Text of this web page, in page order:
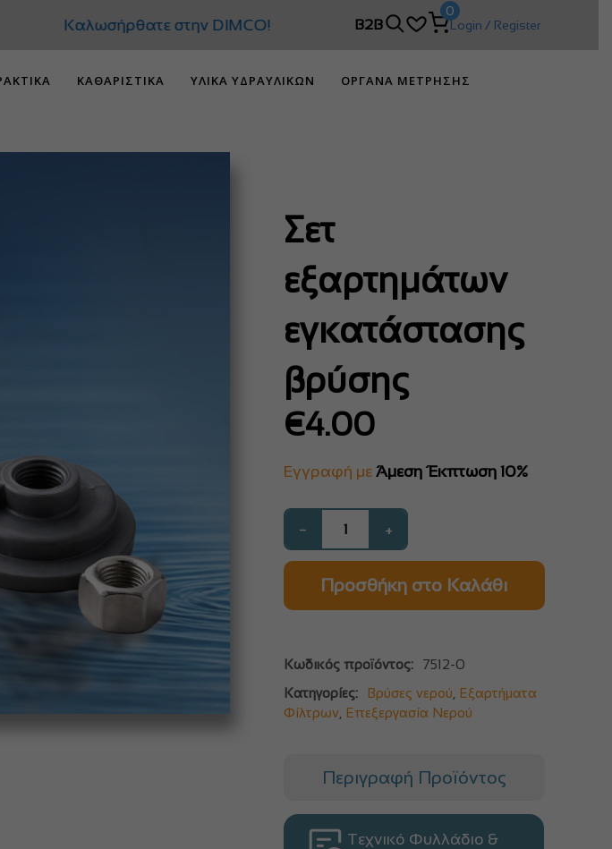
Καλωσήρθατε στην DIMCO! B2B
0
Login / Register
ΚΑΘΑΡΙΣΤΙΚΑ ΥΛΙΚΑ ΥΔΡΑΥΛΙΚΩΝ
ΟΡΓΑΝΑ ΜΕΤΡΗΣΗΣ
Σετ
εξαρτημάτων
εγκατάστασης
βρύσης
€4.00
Εγγραφή με Άμεση Έκπτωση 10%
− +
Προσθήκη στο Καλάθι
Κωδικός προϊόντος:
7512-0
Κατηγορίες:
Βρύσες νερού Εξαρτήματα
Φίλτρων, Επεξεργασία Νερού
Περιγραφή Προϊόντος
Τεχνικό Φυλλάδιο &